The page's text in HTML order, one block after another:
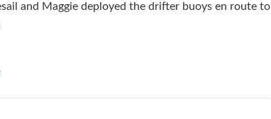
and Maggie deployed the drifter buoys en route to